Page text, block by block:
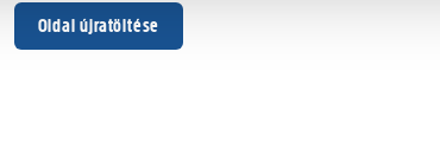
Oldal újratöltése